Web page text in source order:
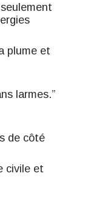
plume et
larmes.”
de côté
civile et